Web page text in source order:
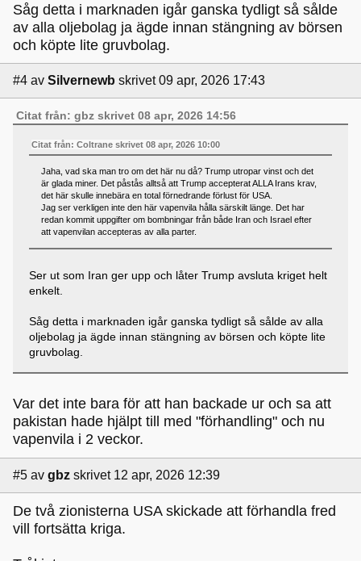
Såg detta i marknaden igår ganska tydligt så sålde
av alla oljebolag ja ägde innan stängning av börsen
och köpte lite gruvbolag.
#4 av Silvernewb skrivet 09 apr, 2026 17:43
Citat från: gbz skrivet 08 apr, 2026 14:56
Citat från: Coltrane skrivet 08 apr, 2026 10:00
Jaha, vad ska man tro om det här nu då? Trump utropar vinst och det
är glada miner. Det påstås alltså att Trump accepterat ALLA Irans krav,
det här skulle innebära en total förnedrande förlust för USA.
Jag ser verkligen inte den här vapenvila hålla särskilt länge. Det har
redan kommit uppgifter om bombningar från både Iran och Israel efter
att vapenvilan accepteras av alla parter.
Ser ut som Iran ger upp och låter Trump avsluta kriget helt
enkelt.
Såg detta i marknaden igår ganska tydligt så sålde av alla
oljebolag ja ägde innan stängning av börsen och köpte lite
gruvbolag.
Var det inte bara för att han backade ur och sa att
pakistan hade hjälpt till med "förhandling" och nu
vapenvila i 2 veckor.
#5 av gbz skrivet 12 apr, 2026 12:39
De två zionisterna USA skickade att förhandla fred
vill fortsätta kriga.